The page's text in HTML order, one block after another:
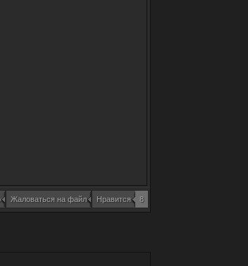
Нравится 8
Жаловаться на файл